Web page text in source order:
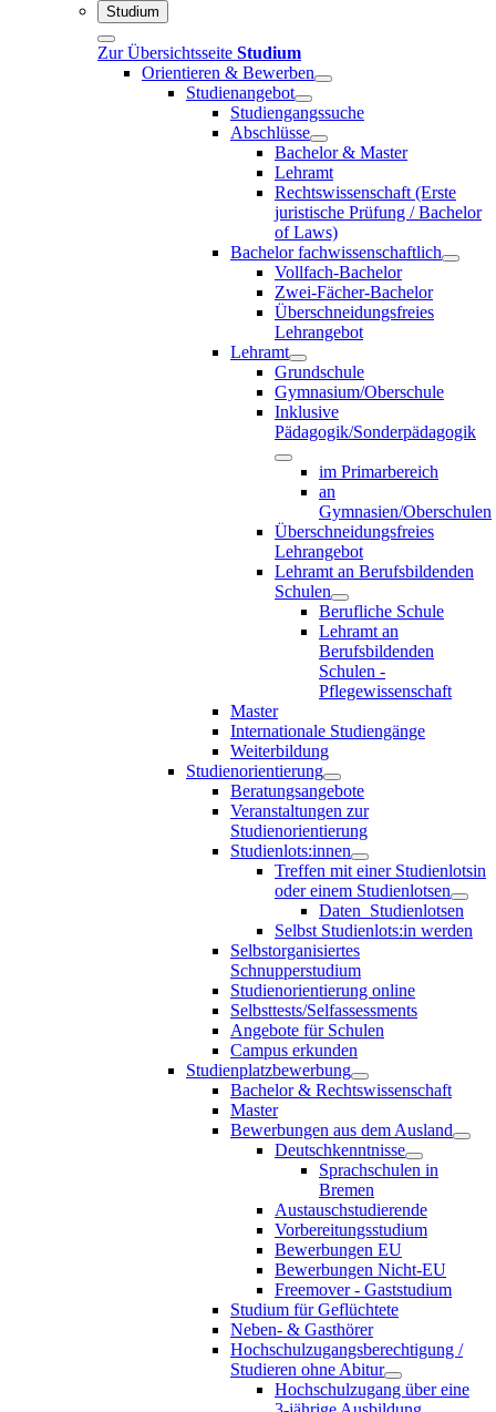
Studium
Zur Übersichtsseite Studium
Orientieren & Bewerben
Studienangebot
Studiengangssuche
Abschlüsse
Bachelor & Master
Lehramt
Rechtswissenschaft (Erste
juristische Prüfung / Bachelor
of Laws)
Bachelor fachwissenschaftlich
Vollfach-Bachelor
Zwei-Fächer-Bachelor
Überschneidungsfreies
Lehrangebot
Lehramt
Grundschule
Gymnasium/Oberschule
Inklusive
Pädagogik/Sonderpädagogik
im Primarbereich
an
Gymnasien/Oberschulen
Überschneidungsfreies
Lehrangebot
Lehramt an Berufsbildenden
Schulen
Berufliche Schule
Lehramt an
Berufsbildenden
Schulen -
Pflegewissenschaft
Master
Internationale Studiengänge
Weiterbildung
Studienorientierung
Beratungsangebote
Veranstaltungen zur
Studienorientierung
Studienlots:innen
Treffen mit einer Studienlotsin
oder einem Studienlotsen
Daten_Studienlotsen
Selbst Studienlots:in werden
Selbstorganisiertes
Schnupperstudium
Studienorientierung online
Selbsttests/Selfassessments
Angebote für Schulen
Campus erkunden
Studienplatzbewerbung
Bachelor & Rechtswissenschaft
Master
Bewerbungen aus dem Ausland
Deutschkenntnisse
Sprachschulen in
Bremen
Austauschstudierende
Vorbereitungsstudium
Bewerbungen EU
Bewerbungen Nicht-EU
Freemover - Gaststudium
Studium für Geflüchtete
Neben- & Gasthörer
Hochschulzugangsberechtigung /
Studieren ohne Abitur
Hochschulzugang über eine